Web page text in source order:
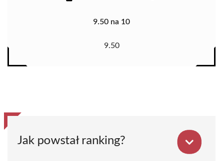
9.50 na 10
9.50
Jak powstał ranking?